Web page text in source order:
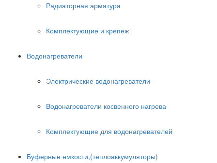
Радиаторная арматура
Комплектующие и крепеж
Водонагреватели
Электрические водонагреватели
Водонагреватели косвенного нагрева
Комплектующие для водонагревателей
Буферные емкости,(теплоаккумуляторы)